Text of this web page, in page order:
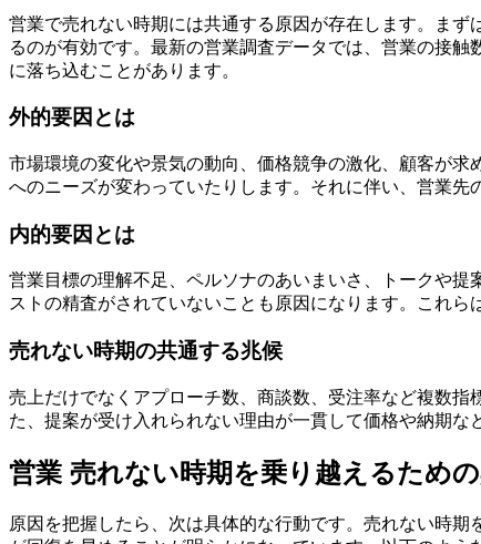
営業で売れない時期には共通する原因が存在します。ま
るのが有効です。最新の営業調査データでは、営業の接
に落ち込むことがあります。
外的要因とは
市場環境の変化や景気の動向、価格競争の激化、顧客が
へのニーズが変わっていたりします。それに伴い、営業先
内的要因とは
営業目標の理解不足、ペルソナのあいまいさ、トークや
ストの精査がされていないことも原因になります。これら
売れない時期の共通する兆候
売上だけでなくアプローチ数、商談数、受注率など複数
た、提案が受け入れられない理由が一貫して価格や納期
営業 売れない時期を乗り越えるため
原因を把握したら、次は具体的な行動です。売れない時